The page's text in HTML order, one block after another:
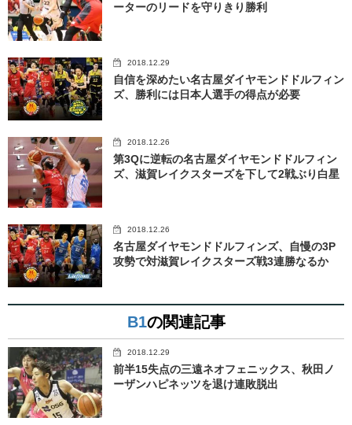
ーターのリードを守りきり勝利
2018.12.29
自信を深めたい名古屋ダイヤモンドドルフィン
ズ、勝利には日本人選手の得点が必要
2018.12.26
第3Qに逆転の名古屋ダイヤモンドドルフィン
ズ、滋賀レイクスターズを下して2戦ぶり白星
2018.12.26
名古屋ダイヤモンドドルフィンズ、自慢の3P
攻勢で対滋賀レイクスターズ戦3連勝なるか
B1の関連記事
2018.12.29
前半15失点の三遠ネオフェニックス、秋田ノ
ーザンハピネッツを退け連敗脱出